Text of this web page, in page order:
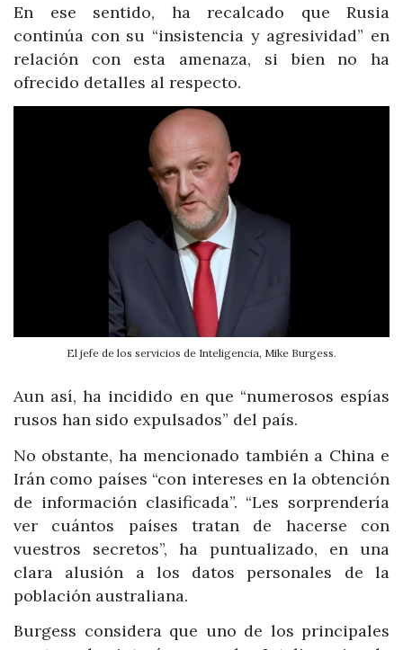
En ese sentido, ha recalcado que Rusia
continúa con su “insistencia y agresividad” en
relación con esta amenaza, si bien no ha
ofrecido detalles al respecto.
El jefe de los servicios de Inteligencia, Mike Burgess.
Aun así, ha incidido en que “numerosos espías
rusos han sido expulsados” del país.
No obstante, ha mencionado también a China e
Irán como países “con intereses en la obtención
de información clasificada”. “Les sorprendería
ver cuántos países tratan de hacerse con
vuestros secretos”, ha puntualizado, en una
clara alusión a los datos personales de la
población australiana.
Burgess considera que uno de los principales